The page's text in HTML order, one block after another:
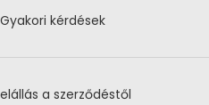
Gyakori kérdések
elállás a szerződéstől